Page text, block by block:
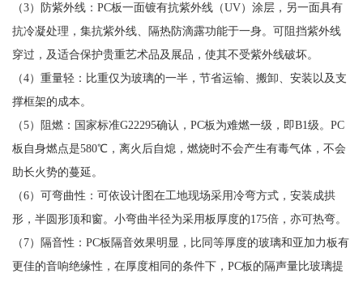
（3）防紫外线：PC板一面镀有抗紫外线（UV）涂层，另一面具有
抗冷凝处理，集抗紫外线、隔热防滴露功能于一身。可阻挡紫外线
穿过，及适合保护贵重艺术品及展品，使其不受紫外线破坏。
（4）重量轻：比重仅为玻璃的一半，节省运输、搬卸、安装以及支
撑框架的成本。
（5）阻燃：国家标准G22295确认，PC板为难燃一级，即B1级。PC
板自身燃点是580℃，离火后自熄，燃烧时不会产生有毒气体，不会
助长火势的蔓延。
（6）可弯曲性：可依设计图在工地现场采用冷弯方式，安装成拱
形，半圆形顶和窗。小弯曲半径为采用板厚度的175倍，亦可热弯。
（7）隔音性：PC板隔音效果明显，比同等厚度的玻璃和亚加力板有
更佳的音响绝缘性，在厚度相同的条件下，PC板的隔声量比玻璃提